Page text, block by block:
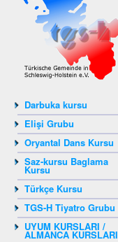
Darbuka kursu
Elişi Grubu
Oryantal Dans Kursu
Saz-kursu Baglama
Kursu
Türkçe Kursu
TGS-H Tiyatro Grubu
UYUM KURSLARI /
ALMANCA KURSLARI